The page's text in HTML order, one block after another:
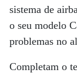
sistema de
o seu modelo
problemas no
Completam o